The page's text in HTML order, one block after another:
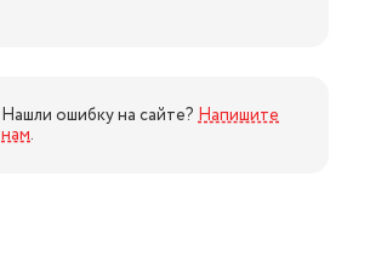
Нашли ошибку на сайте? Напишите
нам.